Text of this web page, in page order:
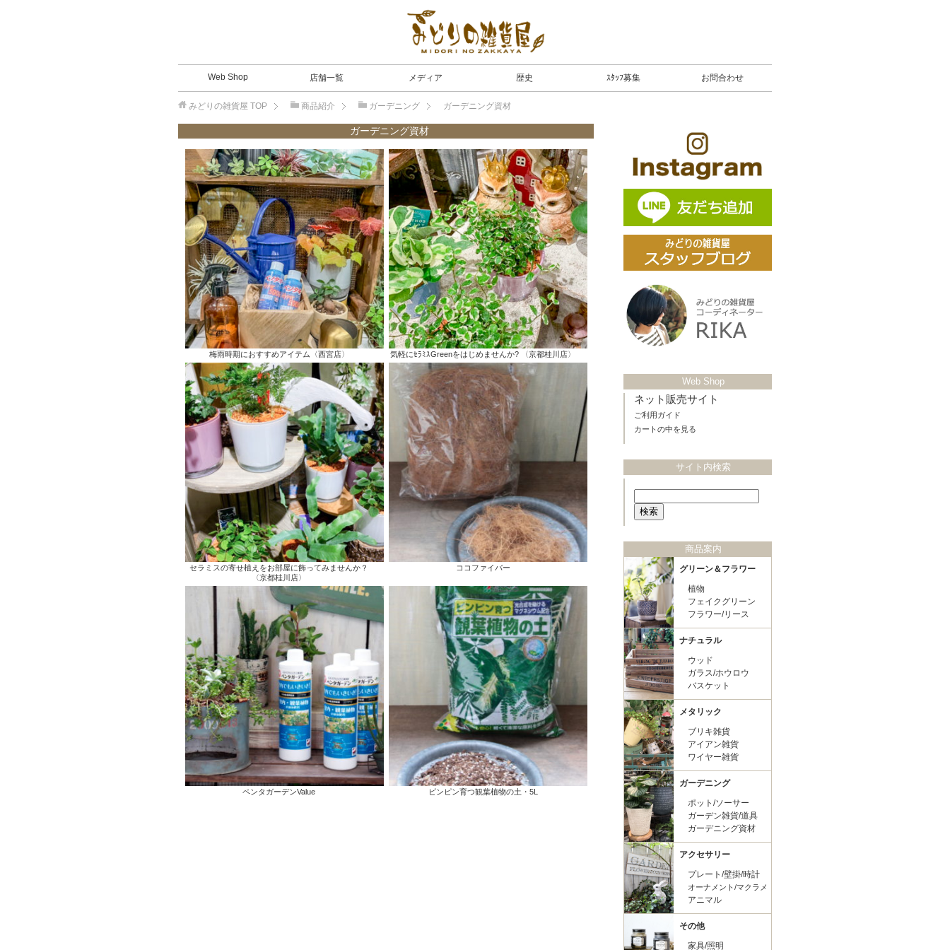
Web Shop 店舗一覧 メディア 歴史 ｽﾀｯﾌ募集 お問合わせ
みどりの雑貨屋 TOP 商品紹介 ガーデニング ガーデニング資材
ガーデニング資材
梅雨時期におすすめアイテム〈西宮店〉 気軽にｾﾗﾐｽGreenをはじめませんか? 〈京都桂川店〉
セラミスの寄せ植えをお部屋に飾ってみませんか？
〈京都桂川店〉
ココファイバー
ペンタガーデンValue ピンピン育つ観葉植物の土・5L
Web Shop
ネット販売サイト
ご利用ガイド
カートの中を見る
サイト内検索
商品案内
グリーン＆フラワー
植物
フェイクグリーン
フラワー/リース
ナチュラル
ウッド
ガラス/ホウロウ
バスケット
メタリック
ブリキ雑貨
アイアン雑貨
ワイヤー雑貨
ガーデニング
ポット/ソーサー
ガーデン雑貨/道具
ガーデニング資材
アクセサリー
プレート/壁掛/時計
オーナメント/マクラメ
アニマル
その他
家具/照明